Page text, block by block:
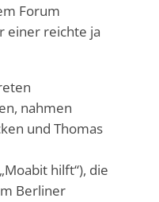
Forum
einer reichte ja
nahmen
und Thomas
hilft“), die
Berliner